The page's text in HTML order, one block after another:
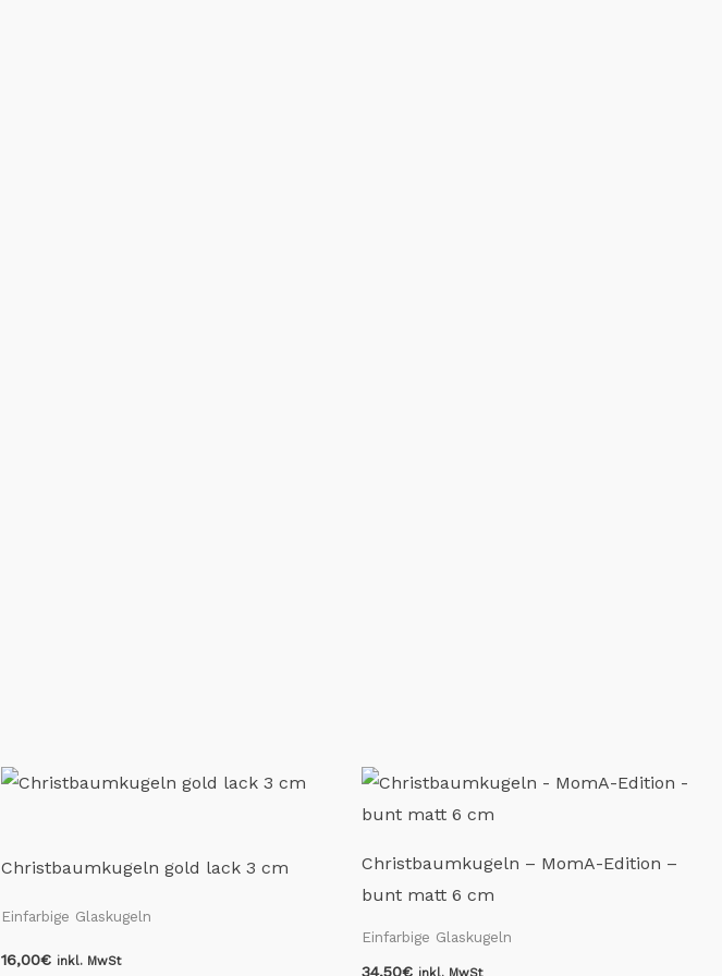
Christbaumkugeln gold lack 3 cm
Einfarbige Glaskugeln
16,00€ inkl. MwSt
Christbaumkugeln – MomA-Edition –
bunt matt 6 cm
Einfarbige Glaskugeln
34,50€ inkl. MwSt